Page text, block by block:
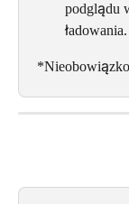
podglądu